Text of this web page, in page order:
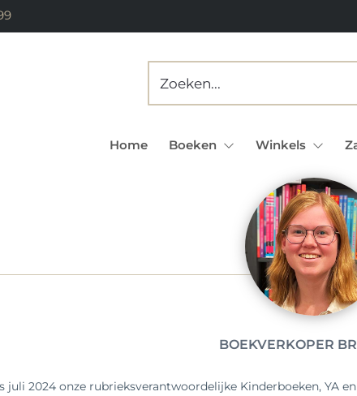
Home Boeken Winkels
BOEKVERKOPER
juli 2024 onze rubrieksverantwoordelijke Kinderboeken, YA